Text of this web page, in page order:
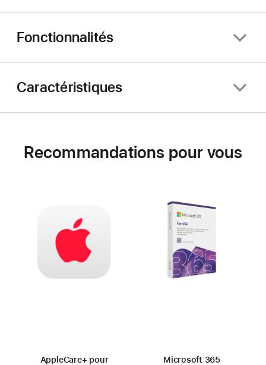
Fonctionnalités
Caractéristiques
Recommandations pour vous
AppleCare+ pour
Microsoft 365